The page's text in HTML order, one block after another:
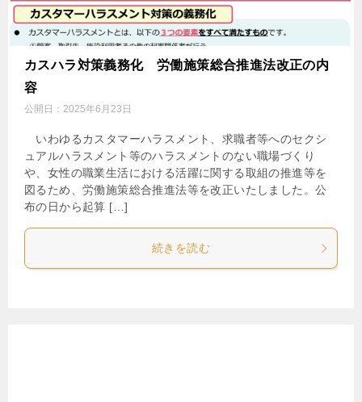
カスハラ対策義務化 労働施策総合推進法改正の内
容
公開日： 2025年6月23日
いわゆるカスタマーハラスメント、求職者等へのセクシ
ュアルハラスメント等のハラスメントのない職場づくり
や、女性の職業生活における活躍に関する取組の推進等を
図るため、労働施策総合推進法等を改正いたしました。公
布の日から起算 […]
続きを読む